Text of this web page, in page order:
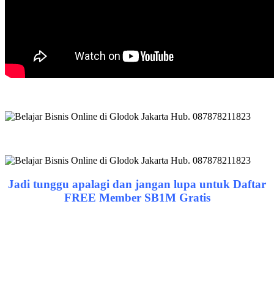
Jadi tunggu apalagi dan jangan lupa untuk Daftar
FREE Member SB1M Gratis